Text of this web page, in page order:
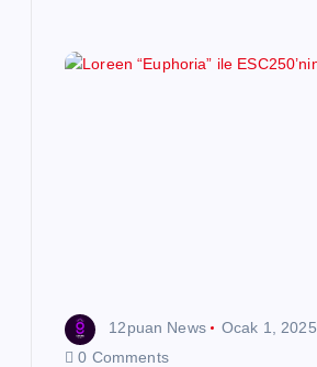
12puan News
Ocak 1, 2025
0 Comments